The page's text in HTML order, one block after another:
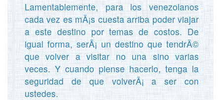
Lamentablemente, para los venezolanos
cada vez es mÃ¡s cuesta arriba poder viajar
a este destino por temas de costos. De
igual forma, serÃ¡ un destino que tendrÃ©
que volver a visitar no una sino varias
veces. Y cuando piense hacerlo, tenga la
seguridad de que volverÃ¡ a ser con
ustedes.